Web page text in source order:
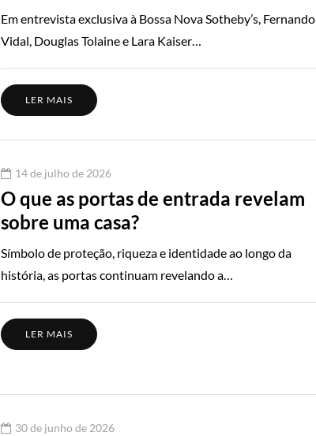
Em entrevista exclusiva à Bossa Nova Sotheby’s, Fernando
Vidal, Douglas Tolaine e Lara Kaiser…
LER MAIS
14 de julho de 2026
O que as portas de entrada revelam
sobre uma casa?
Símbolo de proteção, riqueza e identidade ao longo da
história, as portas continuam revelando a…
LER MAIS
30 de junho de 2026